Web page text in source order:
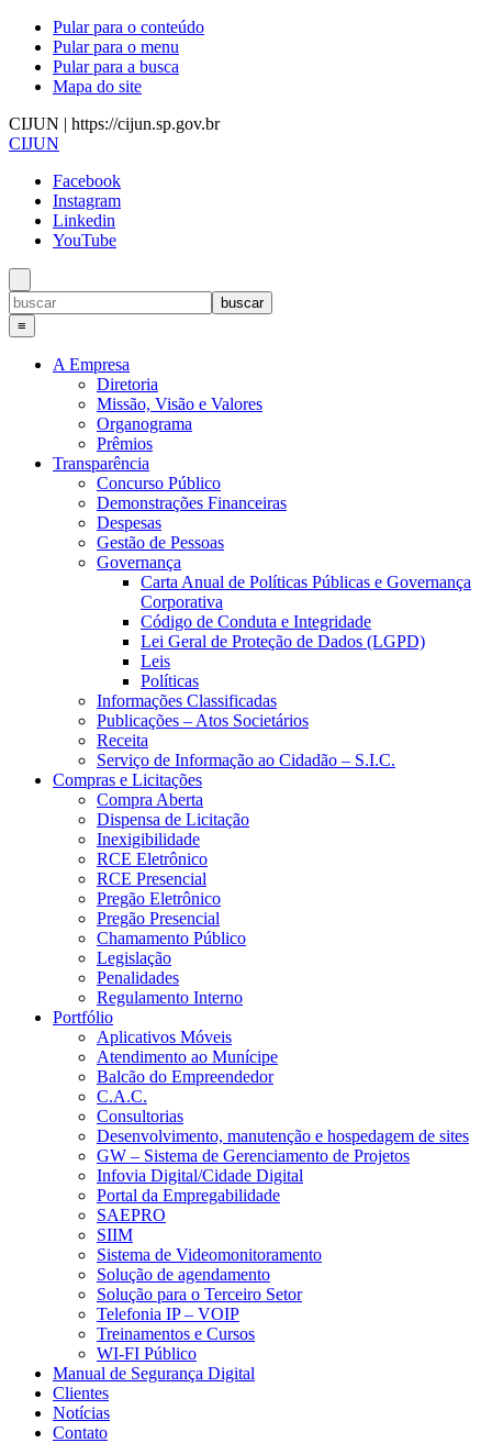
Pular para o conteúdo
Pular para o menu
Pular para a busca
Mapa do site
CIJUN | https://cijun.sp.gov.br
CIJUN
Facebook
Instagram
Linkedin
YouTube
≡
A Empresa
Diretoria
Missão, Visão e Valores
Organograma
Prêmios
Transparência
Concurso Público
Demonstrações Financeiras
Despesas
Gestão de Pessoas
Governança
Carta Anual de Políticas Públicas e Governança
Corporativa
Código de Conduta e Integridade
Lei Geral de Proteção de Dados (LGPD)
Leis
Políticas
Informações Classificadas
Publicações – Atos Societários
Receita
Serviço de Informação ao Cidadão – S.I.C.
Compras e Licitações
Compra Aberta
Dispensa de Licitação
Inexigibilidade
RCE Eletrônico
RCE Presencial
Pregão Eletrônico
Pregão Presencial
Chamamento Público
Legislação
Penalidades
Regulamento Interno
Portfólio
Aplicativos Móveis
Atendimento ao Munícipe
Balcão do Empreendedor
C.A.C.
Consultorias
Desenvolvimento, manutenção e hospedagem de sites
GW – Sistema de Gerenciamento de Projetos
Infovia Digital/Cidade Digital
Portal da Empregabilidade
SAEPRO
SIIM
Sistema de Videomonitoramento
Solução de agendamento
Solução para o Terceiro Setor
Telefonia IP – VOIP
Treinamentos e Cursos
WI-FI Público
Manual de Segurança Digital
Clientes
Notícias
Contato